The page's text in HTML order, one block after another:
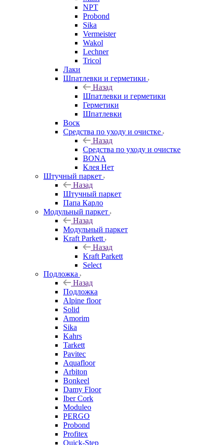
NPT
Probond
Sika
Vermeister
Wakol
Lechner
Tricol
Лаки
Шпатлевки и герметики
Назад
Шпатлевки и герметики
Герметики
Шпатлевки
Воск
Средства по уходу и очистке
Назад
Средства по уходу и очистке
BONA
Клея Нет
Штучный паркет
Назад
Штучный паркет
Папа Карло
Модульный паркет
Назад
Модульный паркет
Kraft Parkett
Назад
Kraft Parkett
Select
Подложка
Назад
Подложка
Alpine floor
Solid
Amorim
Sika
Kahrs
Tarkett
Pavitec
Aquafloor
Arbiton
Bonkeel
Damy Floor
Iber Cork
Moduleo
PERGO
Probond
Profitex
Quick-Step